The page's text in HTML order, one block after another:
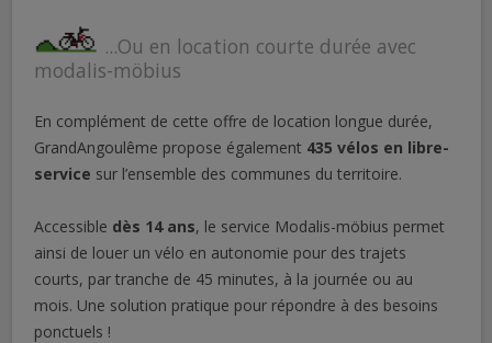
...Ou en location courte durée avec
modalis-möbius
En complément de cette offre de location longue durée,
GrandAngoulême propose également 435 vélos en libre-
service sur l’ensemble des communes du territoire.
Accessible dès 14 ans, le service Modalis-möbius permet
ainsi de louer un vélo en autonomie pour des trajets
courts, par tranche de 45 minutes, à la journée ou au
mois. Une solution pratique pour répondre à des besoins
ponctuels !